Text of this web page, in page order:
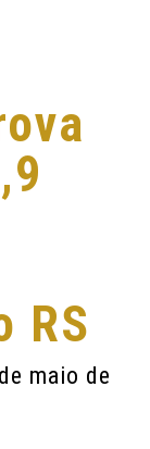
RS
maio de